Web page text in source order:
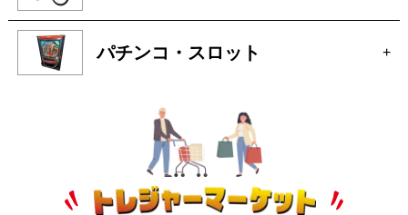
トレジャーマーケットへ
ぜひご来店ください